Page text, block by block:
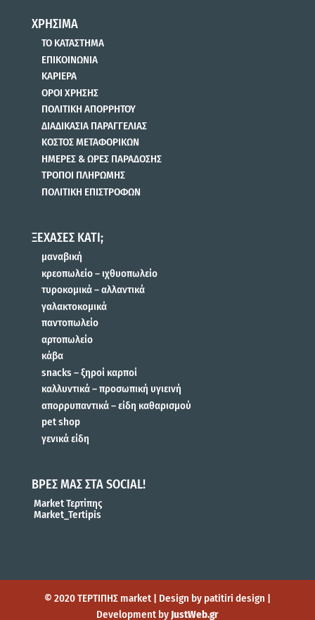
ΧΡΗΣΙΜΑ
ΤΟ ΚΑΤΑΣΤΗΜΑ
ΕΠΙΚΟΙΝΩΝΙΑ
ΚΑΡΙΕΡΑ
ΟΡΟΙ ΧΡΗΣΗΣ
ΠΟΛΙΤΙΚΗ ΑΠΟΡΡΗΤΟΥ
ΔΙΑΔΙΚΑΣΙΑ ΠΑΡΑΓΓΕΛΙΑΣ
ΚΟΣΤΟΣ ΜΕΤΑΦΟΡΙΚΩΝ
ΗΜΕΡΕΣ & ΩΡΕΣ ΠΑΡΑΔΟΣΗΣ
ΤΡΟΠΟΙ ΠΛΗΡΩΜΗΣ
ΠΟΛΙΤΙΚΗ ΕΠΙΣΤΡΟΦΩΝ
ΞΕΧΑΣΕΣ ΚΑΤΙ;
μαναβική
κρεοπωλείο – ιχθυοπωλείο
τυροκομικά – αλλαντικά
γαλακτοκομικά
παντοπωλείο
αρτοπωλείο
κάβα
snacks – ξηροί καρποί
καλλυντικά – προσωπική υγιεινή
απορρυπαντικά – είδη καθαρισμού
pet shop
γενικά είδη
ΒΡΕΣ ΜΑΣ ΣΤΑ SOCIAL!
Market Τερτίπης
Market_Tertipis
© 2020 ΤΕΡΤΙΠΗΣ market | Design by patitiri design |
Development by JustWeb.gr